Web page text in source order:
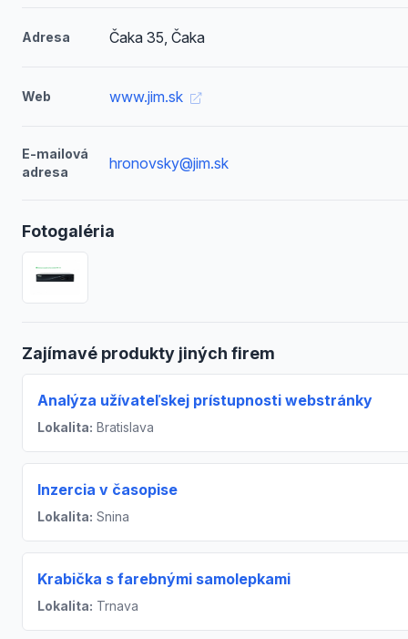
Adresa Čaka 35, Čaka
Web www.jim.sk
E-mailová
adresa
hronovsky@jim.sk
Fotogaléria
Zajímavé produkty jiných firem
Analýza užívateľskej prístupnosti webstránky
Lokalita: Bratislava
Inzercia v časopise
Lokalita: Snina
Krabička s farebnými samolepkami
Lokalita: Trnava